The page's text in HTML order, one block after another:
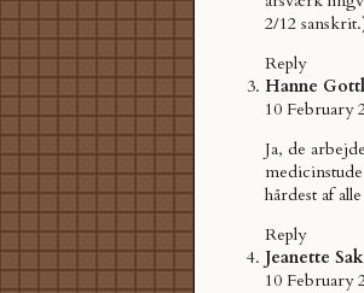
2/12
Reply
Hanne
10 February
Ja, de
hårdest af
Reply
Jeanette
10 February